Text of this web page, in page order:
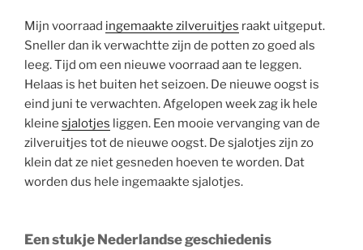
Mijn voorraad ingemaakte zilveruitjes raakt uitgeput.
Sneller dan ik verwachtte zijn de potten zo goed als
leeg. Tijd om een nieuwe voorraad aan te leggen.
Helaas is het buiten het seizoen. De nieuwe oogst is
eind juni te verwachten. Afgelopen week zag ik hele
kleine sjalotjes liggen. Een mooie vervanging van de
zilveruitjes tot de nieuwe oogst. De sjalotjes zijn zo
klein dat ze niet gesneden hoeven te worden. Dat
worden dus hele ingemaakte sjalotjes.
Een stukje Nederlandse geschiedenis